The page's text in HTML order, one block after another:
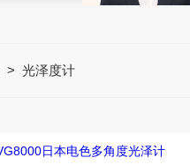
>光泽度计